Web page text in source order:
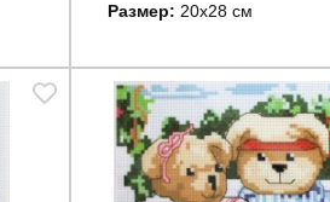
Размер: 20х28 см